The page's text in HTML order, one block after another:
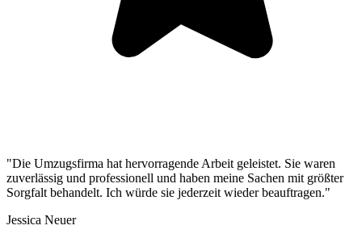
"Die Umzugsfirma hat hervorragende Arbeit geleistet. Sie waren
zuverlässig und professionell und haben meine Sachen mit größter
Sorgfalt behandelt. Ich würde sie jederzeit wieder beauftragen."
Jessica Neuer